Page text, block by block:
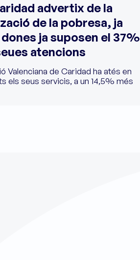
advertix de la
de la pobresa, ja
ja suposen el 37%
atencions
Valenciana de Caridad ha atés en
els seus servicis, a un 14,5% més